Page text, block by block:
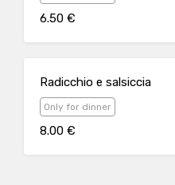
6.50 €
Radicchio e salsiccia
Only for dinner
8.00 €